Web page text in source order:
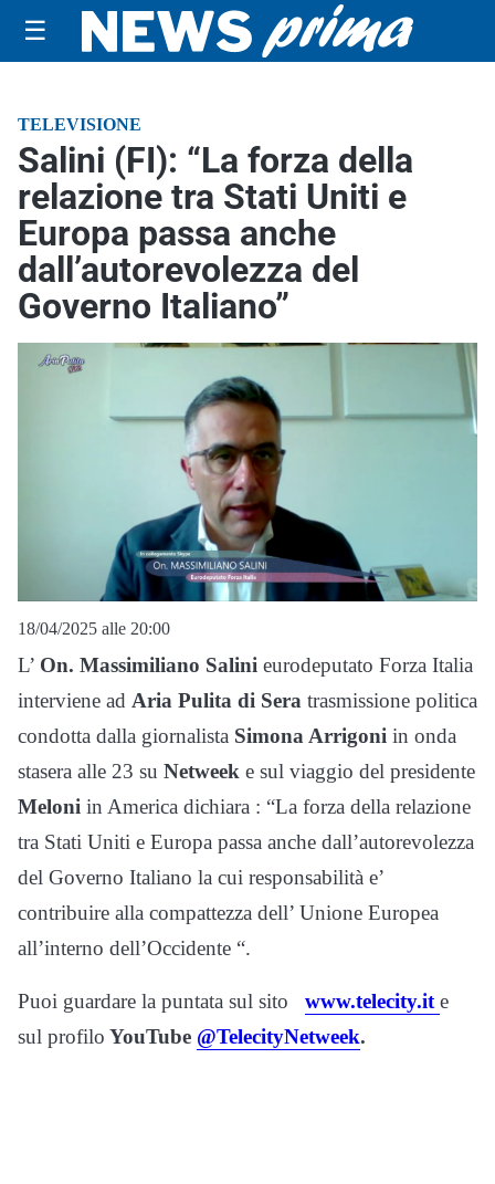
☰
TELEVISIONE
Salini (FI): “La forza della
relazione tra Stati Uniti e
Europa passa anche
dall’autorevolezza del
Governo Italiano”
18/04/2025 alle 20:00
L’ On. Massimiliano Salini eurodeputato Forza Italia
interviene ad Aria Pulita di Sera trasmissione politica
condotta dalla giornalista Simona Arrigoni in onda
stasera alle 23 su Netweek e sul viaggio del presidente
Meloni in America dichiara : “La forza della relazione
tra Stati Uniti e Europa passa anche dall’autorevolezza
del Governo Italiano la cui responsabilità e’
contribuire alla compattezza dell’ Unione Europea
all’interno dell’Occidente “.
Puoi guardare la puntata sul sito www.telecity.ite
sul profilo YouTube @TelecityNetweek.